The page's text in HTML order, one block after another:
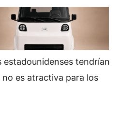
estadounidenses tendrían
no es atractiva para los